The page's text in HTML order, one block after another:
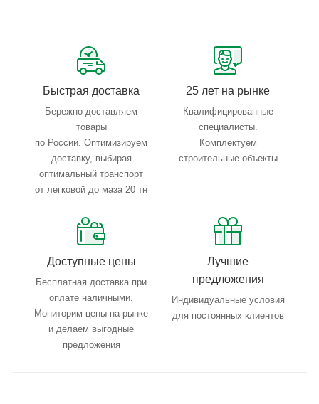
Тройной весовой контроль: въезд, погрузка, выезд
Быстрая доставка
Бережно доставляем
товары
по России. Оптимизируем
доставку, выбирая
оптимальный транспорт
от легковой до маза 20 тн
25 лет на рынке
Квалифицированные
специалисты.
Комплектуем
строительные объекты
Доступные цены
Бесплатная доставка при
оплате наличными.
Мониторим цены на рынке
и делаем выгодные
предложения
Лучшие
предложения
Индивидуальные условия
для постоянных клиентов